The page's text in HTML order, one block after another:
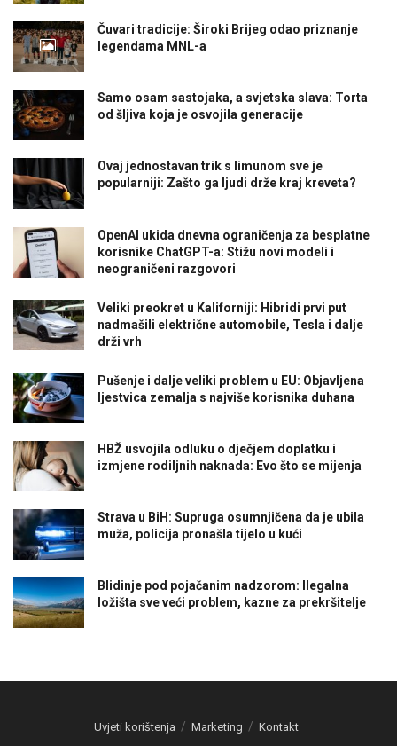
Čuvari tradicije: Široki Brijeg odao priznanje
legendama MNL-a
Samo osam sastojaka, a svjetska slava: Torta
od šljiva koja je osvojila generacije
Ovaj jednostavan trik s limunom sve je
popularniji: Zašto ga ljudi drže kraj kreveta?
OpenAI ukida dnevna ograničenja za besplatne
korisnike ChatGPT-a: Stižu novi modeli i
neograničeni razgovori
Veliki preokret u Kaliforniji: Hibridi prvi put
nadmašili električne automobile, Tesla i dalje
drži vrh
Pušenje i dalje veliki problem u EU: Objavljena
ljestvica zemalja s najviše korisnika duhana
HBŽ usvojila odluku o dječjem doplatku i
izmjene rodiljnih naknada: Evo što se mijenja
Strava u BiH: Supruga osumnjičena da je ubila
muža, policija pronašla tijelo u kući
Blidinje pod pojačanim nadzorom: Ilegalna
ložišta sve veći problem, kazne za prekršitelje
Uvjeti korištenja Marketing Kontakt